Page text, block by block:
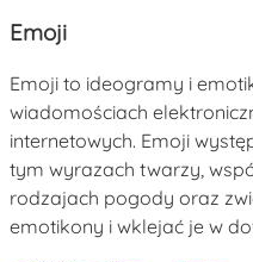
Emoji
Emoji to ideogramy i
wiadomościach
internetowych. Emoji
tym wyrazach twarzy,
rodzajach pogody oraz
emotikony i wklejać je w